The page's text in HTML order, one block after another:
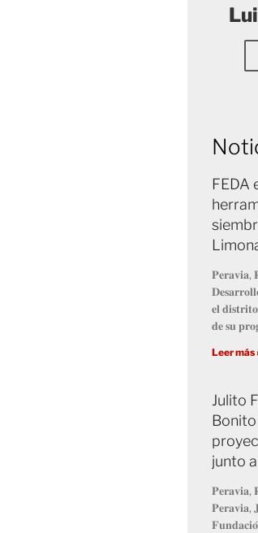
FEDA
𝐏𝐞𝐫𝐚𝐯𝐢𝐚,
𝐞𝐥
𝐝𝐞 𝐬𝐮
Leer más
Julito
junto
𝐏𝐞𝐫𝐚𝐯𝐢𝐚,
𝐏𝐞𝐫𝐚𝐯𝐢𝐚,